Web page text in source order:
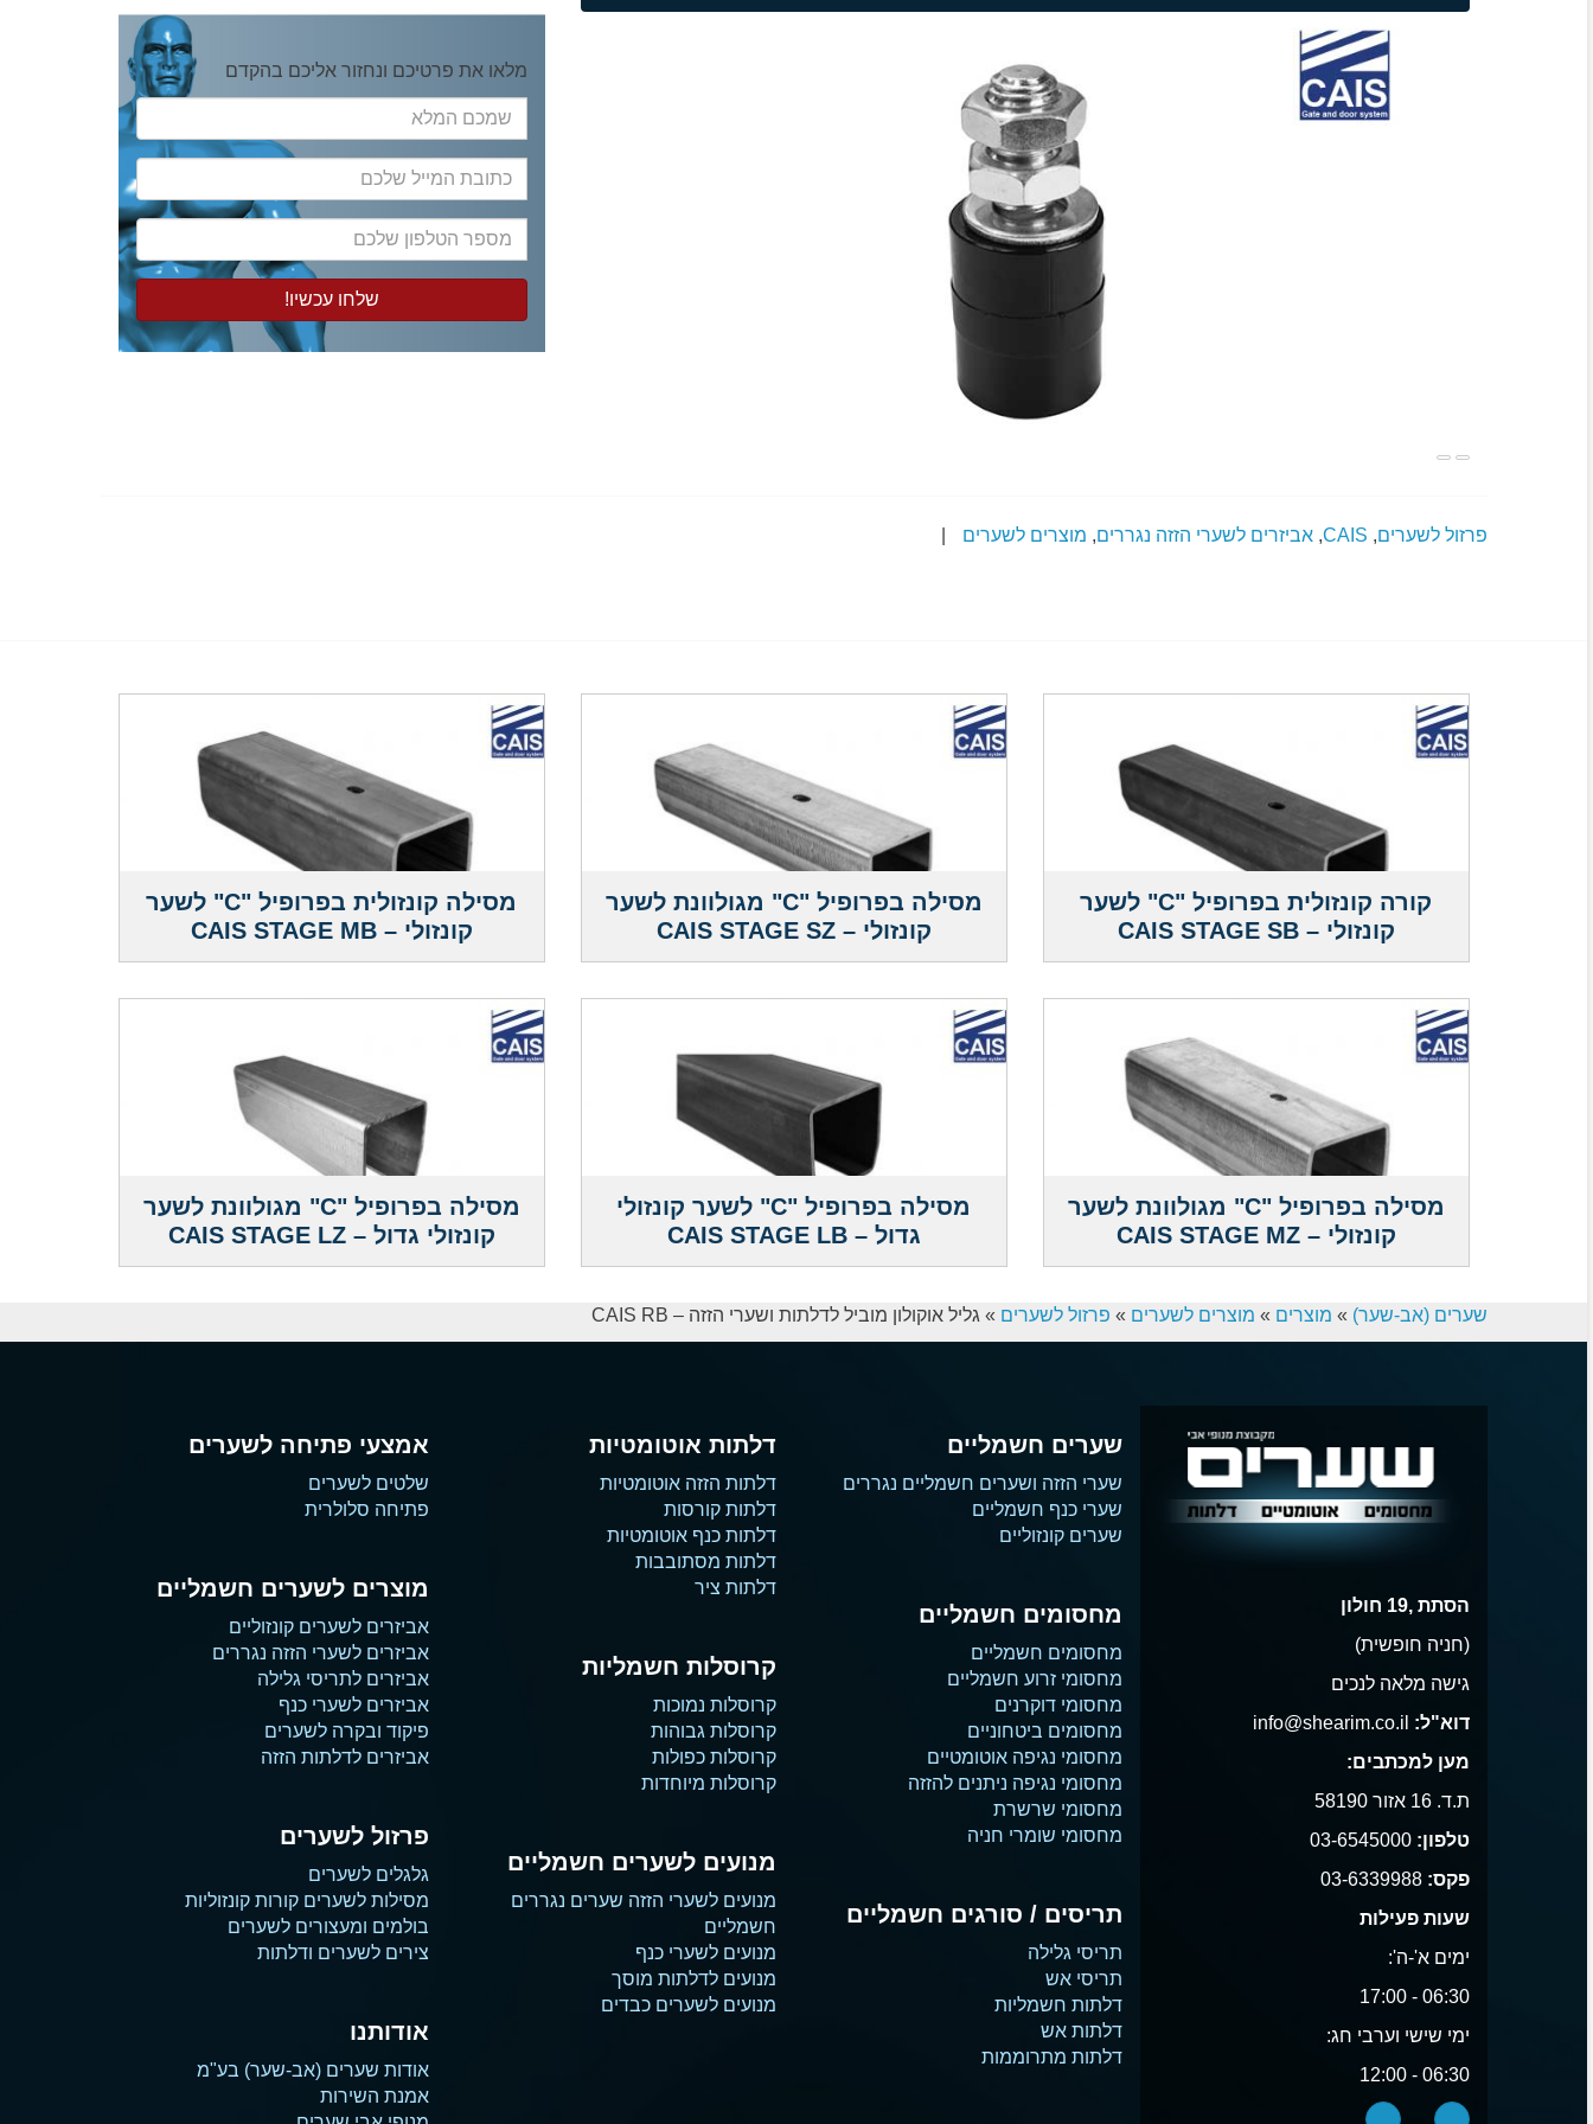
מלאו את פרטיכם ונחזור אליכם בהקדם
שמכם
המלא
כתובת
המייל
שלכם
מספר
הטלפון
שלכם
פרזול לשערים,
CAIS
,אביזרים לשערי הזזה נגררים, מוצרים לשערים
קורה קונזולית בפרופיל "C" לשער
קונזולי – CAIS STAGE SB
מסילה בפרופיל "C" מגולוונת לשער
קונזולי – CAIS STAGE SZ
מסילה קונזולית בפרופיל "C" לשער
קונזולי – CAIS STAGE MB
מסילה בפרופיל "C" מגולוונת לשער
קונזולי – CAIS STAGE MZ
מסילה בפרופיל "C" לשער קונזולי
גדול – CAIS STAGE LB
מסילה בפרופיל "C" מגולוונת לשער
קונזולי גדול – CAIS STAGE LZ
שערים (אב-שער) » מוצרים » מוצרים לשערים » פרזול לשערים » גליל אוקולון מוביל לדלתות ושערי הזזה – CAIS RB
הסתת ,19 חולון
(חניה חופשית)
גישה מלאה לנכים
דוא"ל:
מען למכתבים:
ת.ד. 16 אזור 58190
טלפון: 03-6545000
פקס: 03-6339988
שעות פעילות
ימים א'-ה':
06:30 - 17:00
ימי שישי וערבי חג:
06:30 - 12:00
שערים חשמליים
שערי הזזה ושערים חשמליים נגררים
שערי כנף חשמליים
שערים קונזוליים
מחסומים חשמליים
מחסומים חשמליים
מחסומי זרוע חשמליים
מחסומי דוקרנים
מחסומים ביטחוניים
מחסומי נגיפה אוטומטיים
מחסומי נגיפה ניתנים להזזה
מחסומי שרשרת
מחסומי שומרי חניה
תריסים / סורגים חשמליים
תריסי גלילה
תריסי אש
דלתות חשמליות
דלתות אש
דלתות מתרוממות
דלתות אוטומטיות
דלתות הזזה אוטומטיות
דלתות קורסות
דלתות כנף אוטומטיות
דלתות מסתובבות
דלתות ציר
קרוסלות חשמליות
קרוסלות נמוכות
קרוסלות גבוהות
קרוסלות כפולות
קרוסלות מיוחדות
מנועים לשערים חשמליים
מנועים לשערי הזזה שערים נגררים
חשמליים
מנועים לשערי כנף
מנועים לדלתות מוסך
מנועים לשערים כבדים
אמצעי פתיחה לשערים
שלטים לשערים
פתיחה סלולרית
מוצרים לשערים חשמליים
אביזרים לשערים קונזוליים
אביזרים לשערי הזזה נגררים
אביזרים לתריסי גלילה
אביזרים לשערי כנף
פיקוד ובקרה לשערים
אביזרים לדלתות הזזה
פרזול לשערים
גלגלים לשערים
מסילות לשערים קורות קונזוליות
בולמים ומעצורים לשערים
צירים לשערים ודלתות
אודותנו
אודות שערים (אב-שער) בע"מ
אמנת השירות